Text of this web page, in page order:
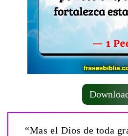
“Mas el Dios de toda